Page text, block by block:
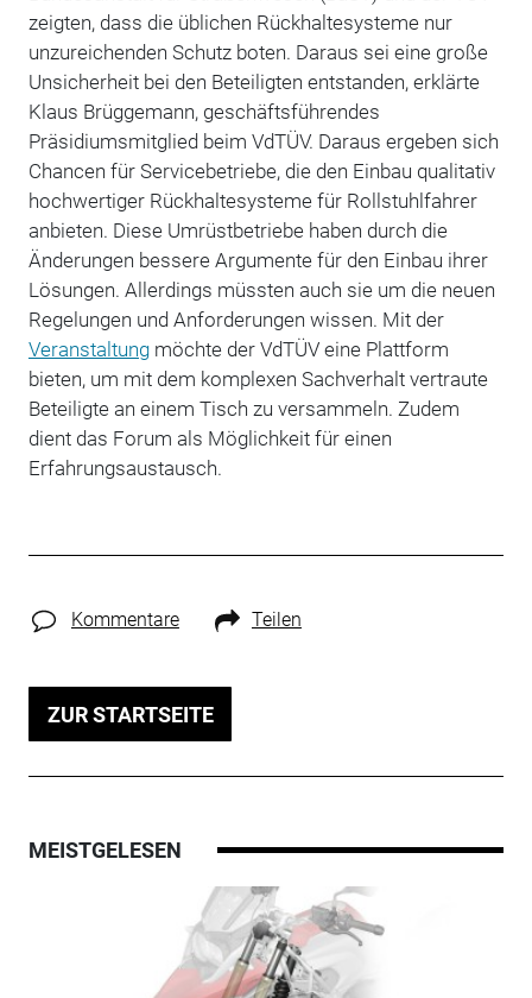
zeigten, dass die üblichen Rückhaltesysteme nur
unzureichenden Schutz boten. Daraus sei eine große
Unsicherheit bei den Beteiligten entstanden, erklärte
Klaus Brüggemann, geschäftsführendes
Präsidiumsmitglied beim VdTÜV. Daraus ergeben sich
Chancen für Servicebetriebe, die den Einbau qualitativ
hochwertiger Rückhaltesysteme für Rollstuhlfahrer
anbieten. Diese Umrüstbetriebe haben durch die
Änderungen bessere Argumente für den Einbau ihrer
Lösungen. Allerdings müssten auch sie um die neuen
Regelungen und Anforderungen wissen. Mit der
Veranstaltungmöchte der VdTÜV eine Plattform
bieten, um mit dem komplexen Sachverhalt vertraute
Beteiligte an einem Tisch zu versammeln. Zudem
dient das Forum als Möglichkeit für einen
Erfahrungsaustausch.
Kommentare Teilen
ZUR STARTSEITE
MEISTGELESEN